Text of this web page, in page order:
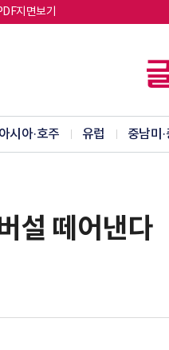
지면보기
아시아·호주 유럽 중남미
설 떼어낸다